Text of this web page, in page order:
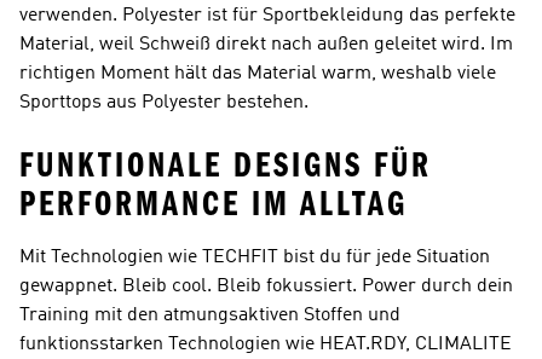
verwenden. Polyester ist für Sportbekleidung das perfekte
Material, weil Schweiß direkt nach außen geleitet wird. Im
richtigen Moment hält das Material warm, weshalb viele
Sporttops aus Polyester bestehen.
FUNKTIONALE DESIGNS FÜR
PERFORMANCE IM ALLTAG
Mit Technologien wie TECHFIT bist du für jede Situation
gewappnet. Bleib cool. Bleib fokussiert. Power durch dein
Training mit den atmungsaktiven Stoffen und
funktionsstarken Technologien wie HEAT.RDY, CLIMALITE